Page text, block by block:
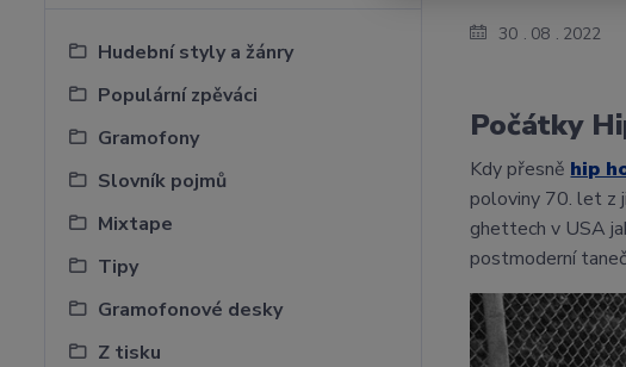
Hudební styly a žánry
Populární zpěváci
Gramofony
Slovník pojmů
Mixtape
Tipy
Gramofonové desky
Z tisku
30 08 2022
Počátky
Kdy přesně hip
poloviny 70. let z
ghettech v USA
postmoderní